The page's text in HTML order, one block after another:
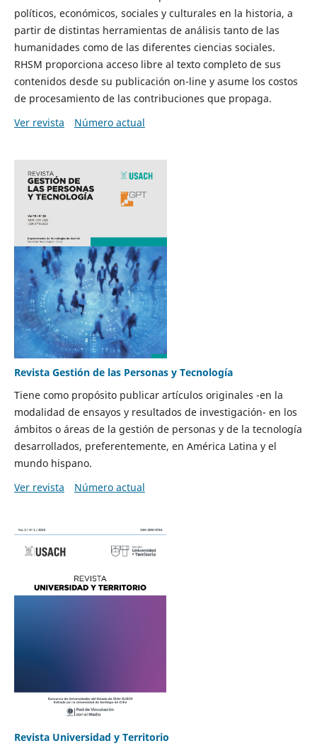
políticos, económicos, sociales y culturales en la historia, a
partir de distintas herramientas de análisis tanto de las
humanidades como de las diferentes ciencias sociales.
RHSM proporciona acceso libre al texto completo de sus
contenidos desde su publicación on-line y asume los costos
de procesamiento de las contribuciones que propaga.
Ver revista
Número actual
Revista Gestión de las Personas y Tecnología
Tiene como propósito publicar artículos originales -en la
modalidad de ensayos y resultados de investigación- en los
ámbitos o áreas de la gestión de personas y de la tecnología
desarrollados, preferentemente, en América Latina y el
mundo hispano.
Ver revista
Número actual
Revista Universidad y Territorio